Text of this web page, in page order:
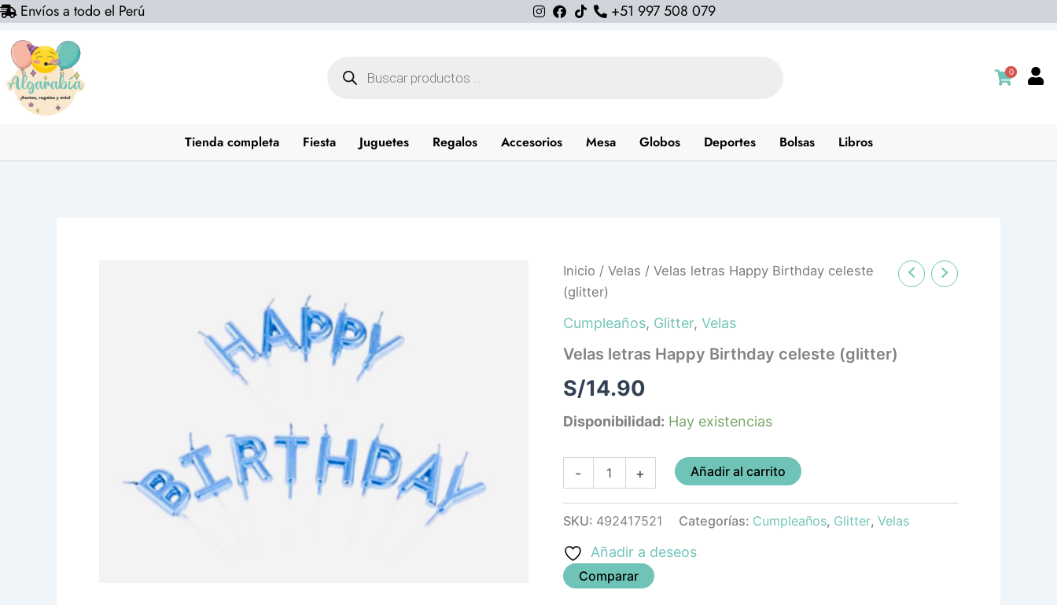
Ir
contenido
Envíos a todo el Perú +51 997 508 079
productos
0
Tienda completa Fiesta Juguetes Regalos Accesorios Mesa Globos Deportes Bolsas Libros
Inicio / Velas / Velas letras Happy Birthday celeste
(glitter)
Cumpleaños, Glitter, Velas
Velas letras Happy Birthday celeste (glitter)
S/14.90
Disponibilidad: Hay existencias
-
Velas
Happy
Birthday
celeste
(glitter)
cantidad
+ Añadir al carrito
SKU: 492417521 Categorías: Cumpleaños, Glitter, Velas
Añadir a deseos
Comparar